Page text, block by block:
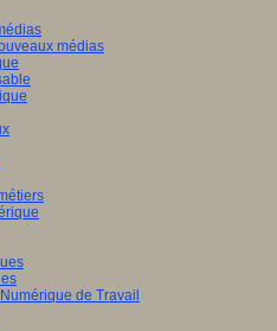
médias
de Travail